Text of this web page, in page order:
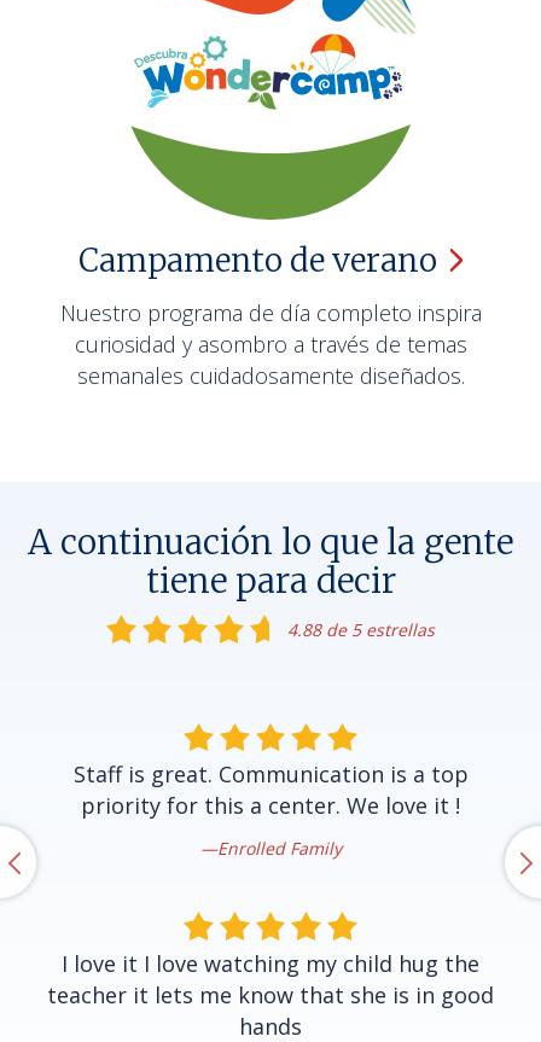
Campamento deverano
Nuestro programa de día completo inspira
curiosidad y asombro a través de temas
semanales cuidadosamente diseñados.
A continuación lo que la gente
tiene para decir
4.88 de 5 estrellas
Staff is great. Communication is a top
priority for this a center. We love it !
Enrolled Family
I love it I love watching my child hug the
teacher it lets me know that she is in good
hands